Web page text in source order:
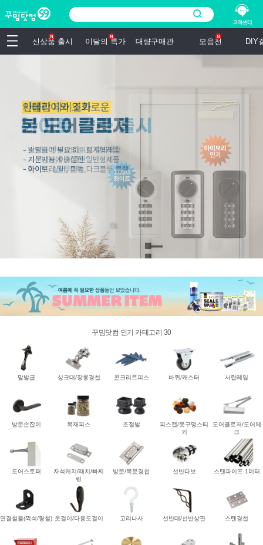
신상품 출시 이달의 특가 대량구매관 모음전 DIY
꾸밈닷컴 인기 카테고리 30
말발굽 싱크대/장롱경첩 콘크리트피스 바퀴/캐스터 서랍레일
방문손잡이 목재피스 조절발
피스캡/못구멍스티
커
도어클로저/도어체
크
도어스토퍼
자석캐치/래치/빠찌
링
방문/목문경첩 선반다보 스탠파이프 1미터
연결철물(꺽쇠/평철) 옷걸이/다용도걸이 고리나사 선반대/선반상판 스텐경첩